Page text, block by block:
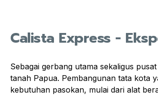
Calista Express -
Sebagai gerbang utama sekaligus
tanah Papua. Pembangunan tata kota
kebutuhan pasokan, mulai dari alat